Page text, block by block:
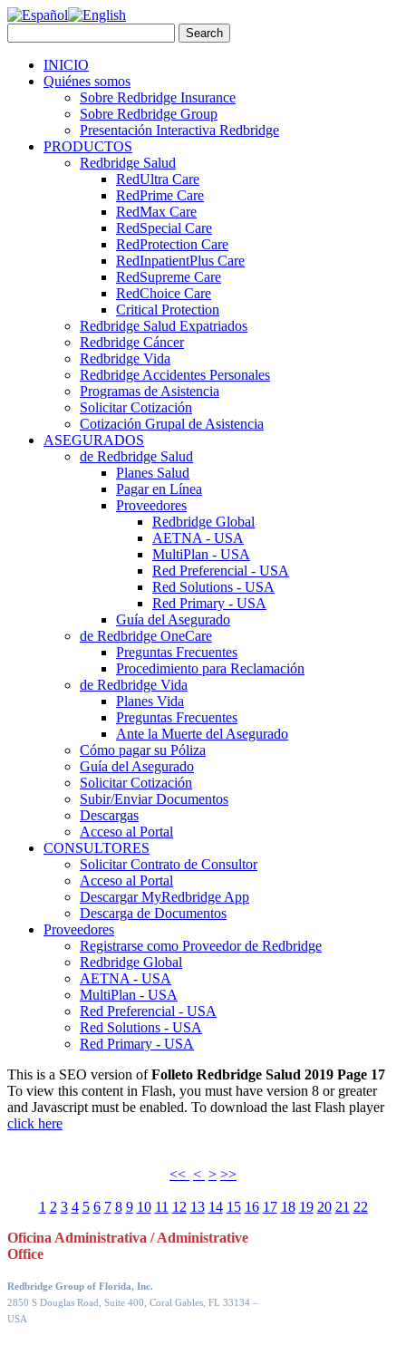
INICIO
Quiénes somos
Sobre Redbridge Insurance
Sobre Redbridge Group
Presentación Interactiva Redbridge
PRODUCTOS
Redbridge Salud
RedUltra Care
RedPrime Care
RedMax Care
RedSpecial Care
RedProtection Care
RedInpatientPlus Care
RedSupreme Care
RedChoice Care
Critical Protection
Redbridge Salud Expatriados
Redbridge Cáncer
Redbridge Vida
Redbridge Accidentes Personales
Programas de Asistencia
Solicitar Cotización
Cotización Grupal de Asistencia
ASEGURADOS
de Redbridge Salud
Planes Salud
Pagar en Línea
Proveedores
Redbridge Global
AETNA - USA
MultiPlan - USA
Red Preferencial - USA
Red Solutions - USA
Red Primary - USA
Guía del Asegurado
de Redbridge OneCare
Preguntas Frecuentes
Procedimiento para Reclamación
de Redbridge Vida
Planes Vida
Preguntas Frecuentes
Ante la Muerte del Asegurado
Cómo pagar su Póliza
Guía del Asegurado
Solicitar Cotización
Subir/Enviar Documentos
Descargas
Acceso al Portal
CONSULTORES
Solicitar Contrato de Consultor
Acceso al Portal
Descargar MyRedbridge App
Descarga de Documentos
Proveedores
Registrarse como Proveedor de Redbridge
Redbridge Global
AETNA - USA
MultiPlan - USA
Red Preferencial - USA
Red Solutions - USA
Red Primary - USA
This is a SEO version ofFolleto Redbridge Salud 2019 Page 17
To view this content in Flash, you must have version 8 or greater
and Javascript must be enabled. To download the last Flash player
click here
<< < > >>
1 2 3 4 5 6 7 8 9 10 11 12 13 14 15 16 17 18 19 20 21 22
Oficina Administrativa / Administrative
Office
Redbridge Group of Florida, Inc.
2850 S Douglas Road, Suite 400, Coral Gables, FL 33134 –
USA